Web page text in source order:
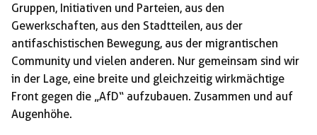
Gruppen, Initiativen und Parteien, aus den
Gewerkschaften, aus den Stadtteilen, aus der
antifaschistischen Bewegung, aus der migrantischen
Community und vielen anderen. Nur gemeinsam sind wir
in der Lage, eine breite und gleichzeitig wirkmächtige
Front gegen die „AfD“ aufzubauen. Zusammen und auf
Augenhöhe.